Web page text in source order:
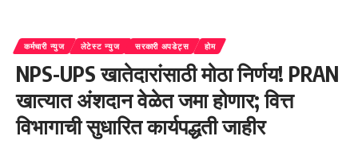
कर्मचारी न्युज लेटेस्ट न्युज सरकारी अपडेट्स होम
NPS-UPS खातेदारांसाठी मोठा निर्णय! PRAN
खात्यात अंशदान वेळेत जमा होणार; वित्त
विभागाची सुधारित कार्यपद्धती जाहीर